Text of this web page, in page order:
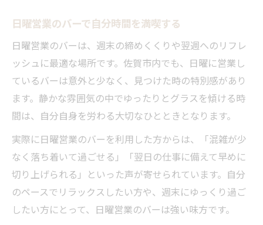
日曜営業のバーで自分時間を満喫する
日曜営業のバーは、週末の締めくくりや翌週へのリフレ
ッシュに最適な場所です。佐賀市内でも、日曜に営業し
ているバーは意外と少なく、見つけた時の特別感があり
ます。静かな雰囲気の中でゆったりとグラスを傾ける時
間は、自分自身を労わる大切なひとときとなります。
実際に日曜営業のバーを利用した方からは、「混雑が少
なく落ち着いて過ごせる」「翌日の仕事に備えて早めに
切り上げられる」といった声が寄せられています。自分
のペースでリラックスしたい方や、週末にゆっくり過ご
したい方にとって、日曜営業のバーは強い味方です。